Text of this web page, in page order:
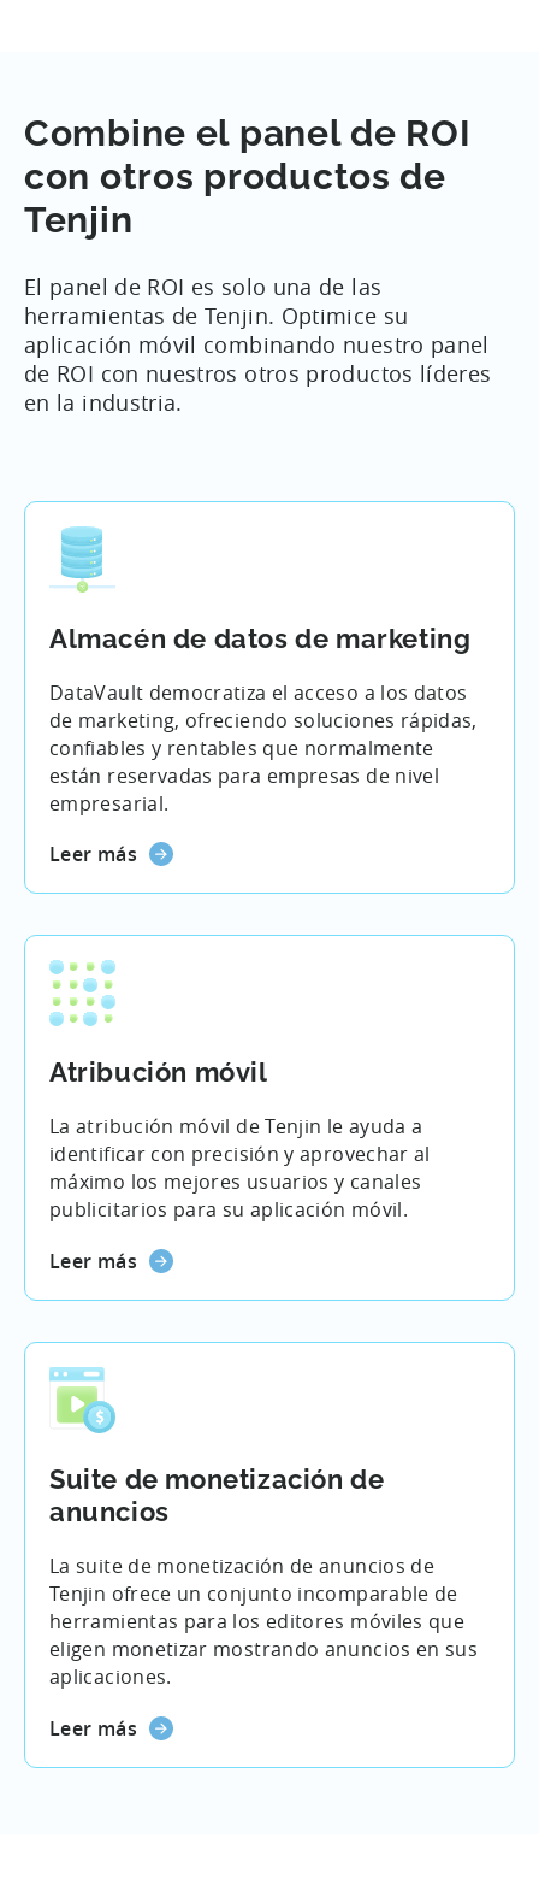
adecuado para usted, no dude en contactar con
nuestro equipo para obtener ayuda.
Combine el panel de ROI
con otros productos de
Tenjin
El panel de ROI es solo una de las
herramientas de Tenjin. Optimice su
aplicación móvil combinando nuestro panel
de ROI con nuestros otros productos líderes
en la industria.
Almacén de datos de marketing
DataVault democratiza el acceso a los datos
de marketing, ofreciendo soluciones rápidas,
confiables y rentables que normalmente
están reservadas para empresas de nivel
empresarial.
Leer más
Atribución móvil
La atribución móvil de Tenjin le ayuda a
identificar con precisión y aprovechar al
máximo los mejores usuarios y canales
publicitarios para su aplicación móvil.
Leer más
Suite de monetización de
anuncios
La suite de monetización de anuncios de
Tenjin ofrece un conjunto incomparable de
herramientas para los editores móviles que
eligen monetizar mostrando anuncios en sus
aplicaciones.
Leer más